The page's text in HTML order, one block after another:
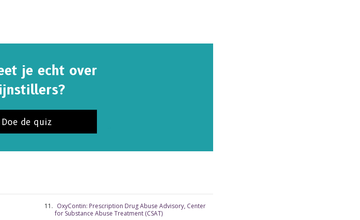
je echt over
Doe de quiz
OxyContin: Prescription Drug Abuse Advisory, Center
for Substance Abuse Treatment (CSAT)